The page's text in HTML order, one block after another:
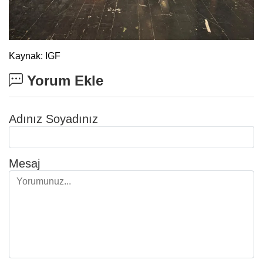
Kaynak: IGF
Yorum Ekle
Adınız Soyadınız
Mesaj